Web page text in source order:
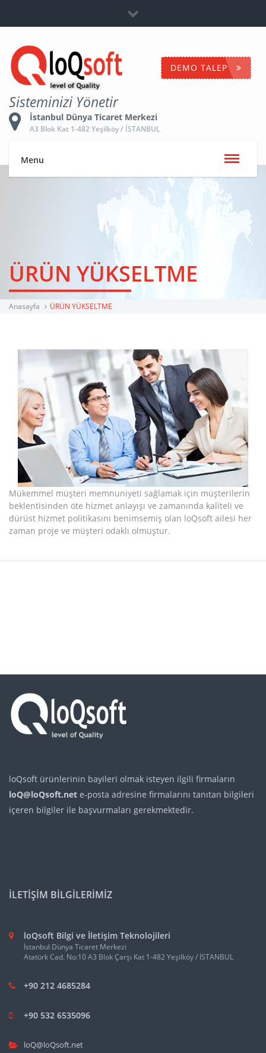
Bayilik
İletişime Geç
Sisteminizi Yönetir
İstanbul Dünya Ticaret Merkezi
A3 Blok Kat 1-482 Yeşilköy / İSTANBUL
DEMO TALEP
Menu
ÜRÜN YÜKSELTME
Anasayfa ÜRÜN YÜKSELTME
Mükemmel müşteri memnuniyeti sağlamak için müşterilerin
beklentisinden öte hizmet anlayışı ve zamanında kaliteli ve
dürüst hizmet politikasını benimsemiş olan loQsoft ailesi her
zaman proje ve müşteri odaklı olmuştur.
loQsoft ürünlerinin bayileri olmak isteyen ilgili firmaların
loQ@loQsoft.net e-posta adresine firmalarını tanıtan bilgileri
içeren bilgiler ile başvurmaları gerekmektedir.
İLETİŞİM BİLGİLERİMİZ
loQsoft Bilgi ve İletişim Teknolojileri
İstanbul Dünya Ticaret Merkezi
Atatürk Cad. No:10 A3 Blok Çarşı Kat 1-482 Yeşilköy / İSTANBUL
+90 212 4685284
+90 532 6535096
loQ@loQsoft.net